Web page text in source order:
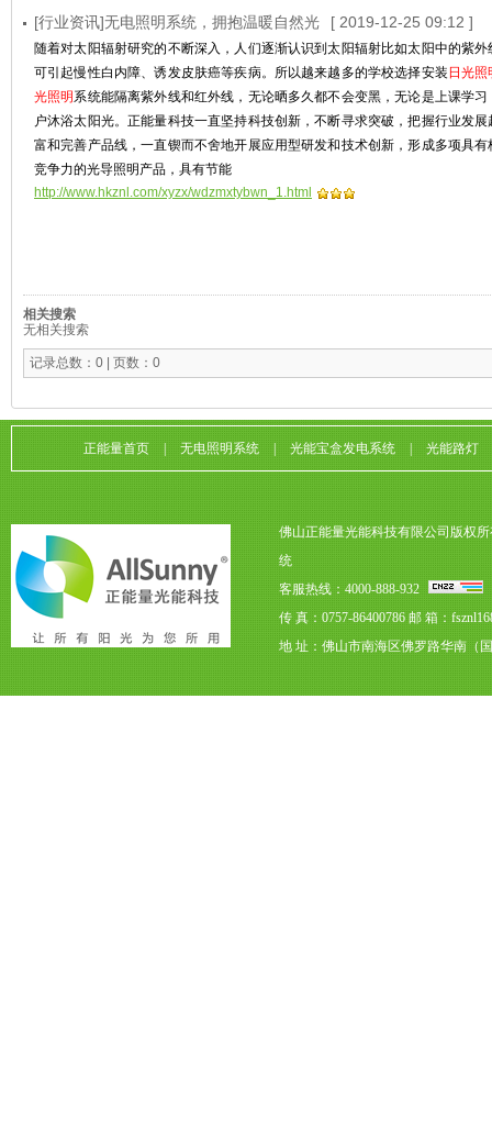
[行业资讯]无电照明系统，拥抱温暖自然光 [ 2019-12-25 09:12 ]
随着对太阳辐射研究的不断深入，人们逐渐认识到太阳辐射比如太阳中的紫
可引起慢性白内障、诱发皮肤癌等疾病。所以越来越多的学校选择安装 日光照
光照明 系统能隔离紫外线和红外线，无论晒多久都不会变黑，无论是上课学
户沐浴太阳光。正能量科技一直坚持科技创新，不断寻求突破，把握行业发
富和完善产品线，一直锲而不舍地开展应用型研发和技术创新，形成多项具
竞争力的光导照明产品，具有节能
http://www.hkznl.com/xyzx/wdzmxtybwn_1.html
相关搜索
无相关搜索
记录总数：0 | 页数：0
正能量首页 无电照明系统 光能宝盒发电系统 光能路灯
佛山正能量光能科技有限公司版权
统
客服热线：4000-888-932
传 真：0757-86400786 邮 箱：
地 址：佛山市南海区佛罗路华南（